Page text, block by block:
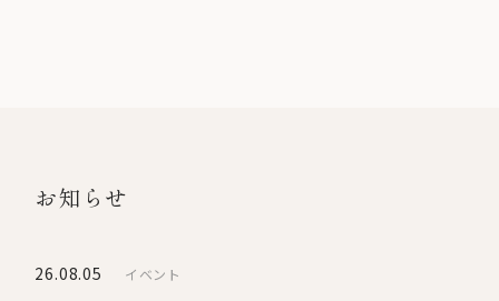
お知らせ
26.08.05 イベント